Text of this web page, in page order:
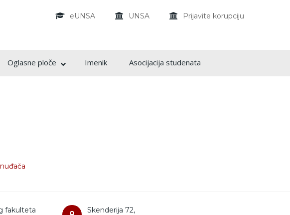
eUNSA UNSA Prijavite korupciju
Oglasne ploče Imenik Asocijacija studenata
fakulteta
Skenderija 72,